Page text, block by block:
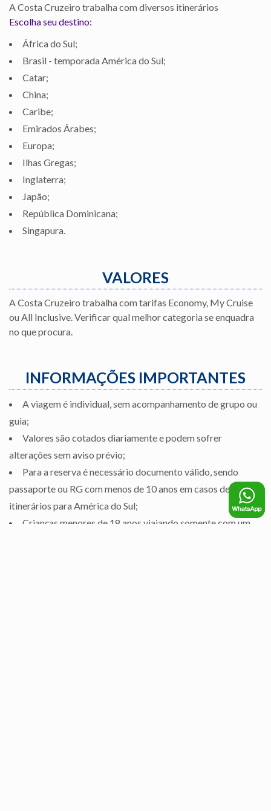
A Costa Cruzeiro trabalha com diversos itinerários
Escolha seu destino:
África do Sul;
Brasil - temporada América do Sul;
Catar;
China;
Caribe;
Emirados Árabes;
Europa;
Ilhas Gregas;
Inglaterra;
Japão;
República Dominicana;
Singapura.
VALORES
A Costa Cruzeiro trabalha com tarifas Economy, My Cruise
ou All Inclusive. Verificar qual melhor categoria se enquadra
no que procura.
INFORMAÇÕES IMPORTANTES
A viagem é individual, sem acompanhamento de grupo ou
guia;
Valores são cotados diariamente e podem sofrer
alterações sem aviso prévio;
Para a reserva é necessário documento válido, sendo
passaporte ou RG com menos de 10 anos em casos de
itinerários para América do Sul;
Crianças menores de 18 anos viajando somente com um